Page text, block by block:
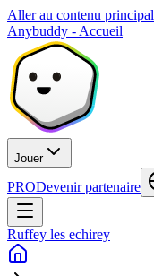
Aller au contenu principal
Anybuddy - Accueil
Jouer
PRODevenir partenaire
Ruffey les echirey